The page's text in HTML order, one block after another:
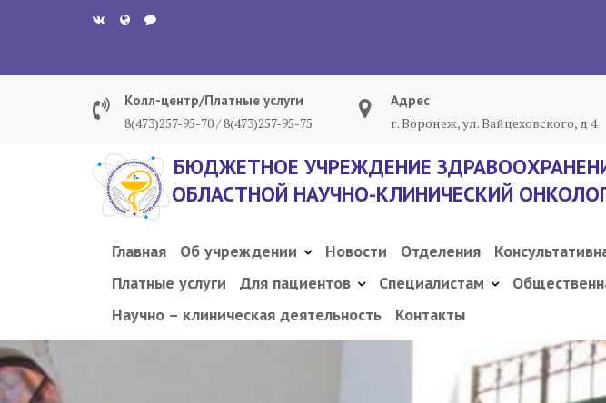
Колл-центр/Платные услуги
8(473)257-95-70 / 8(473)257-95-75
Адрес
г. Воронеж, ул. Вайцеховского, д 4
БЮДЖЕТНОЕ УЧРЕЖДЕНИЕ
ОБЛАСТНОЙ НАУЧНО-КЛИНИЧЕСКИЙ
Главная Об учреждении Новости Отделения
Платные услуги
Для пациентов Специалистам
Научно – клиническая деятельность
Контакты